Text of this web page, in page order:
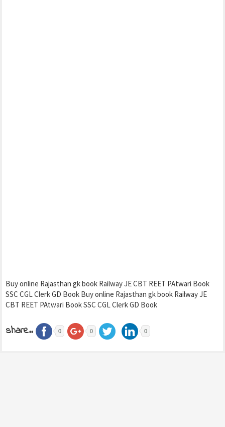
Buy online Rajasthan gk book Railway JE CBT REET PAtwari Book
SSC CGL Clerk GD Book Buy online Rajasthan gk book Railway JE
CBT REET PAtwari Book SSC CGL Clerk GD Book
share.. 0 0 0